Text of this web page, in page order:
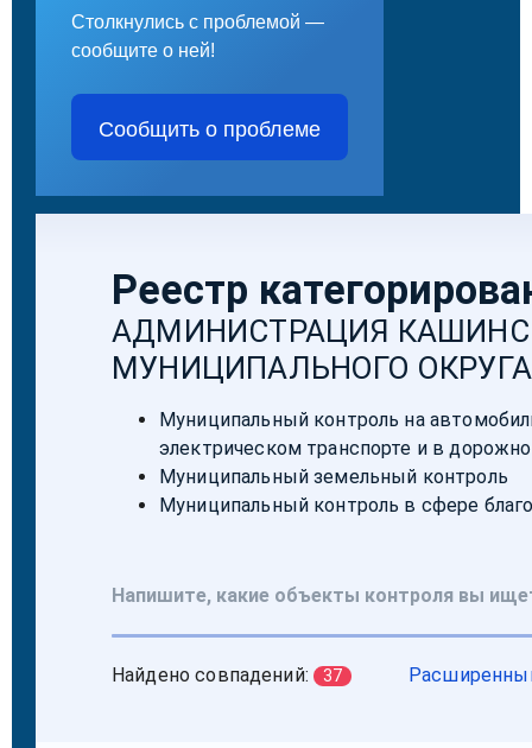
Столкнулись с проблемой —
сообщите о ней!
Сообщить о проблеме